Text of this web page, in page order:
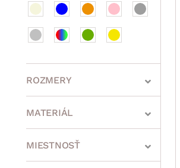
ROZMERY
min. cm
MATERIÁL
MIESTNOSŤ